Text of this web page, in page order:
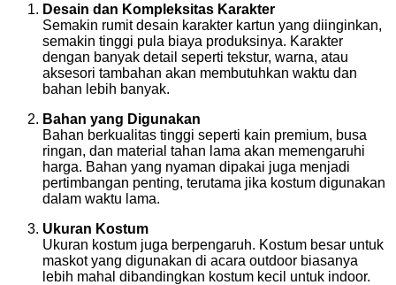
Desain dan Kompleksitas Karakter
Semakin rumit desain karakter kartun yang diinginkan,
semakin tinggi pula biaya produksinya. Karakter
dengan banyak detail seperti tekstur, warna, atau
aksesori tambahan akan membutuhkan waktu dan
bahan lebih banyak.
Bahan yang Digunakan
Bahan berkualitas tinggi seperti kain premium, busa
ringan, dan material tahan lama akan memengaruhi
harga. Bahan yang nyaman dipakai juga menjadi
pertimbangan penting, terutama jika kostum digunakan
dalam waktu lama.
Ukuran Kostum
Ukuran kostum juga berpengaruh. Kostum besar untuk
maskot yang digunakan di acara outdoor biasanya
lebih mahal dibandingkan kostum kecil untuk indoor.